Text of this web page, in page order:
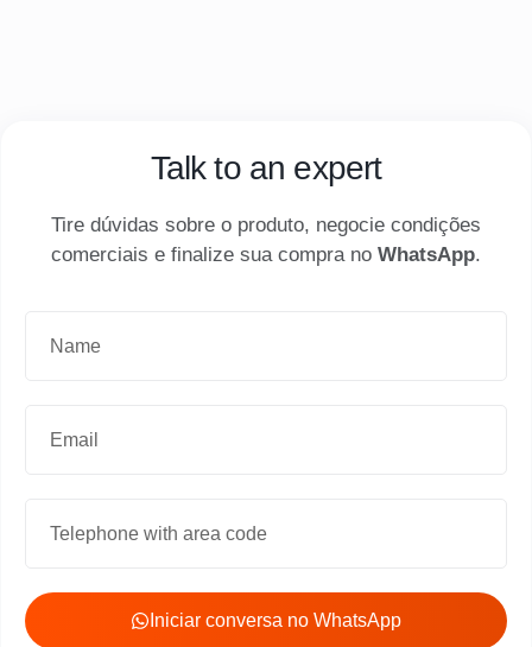
Talk to an expert
Tire dúvidas sobre o produto, negocie condições
comerciais e finalize sua compra no WhatsApp.
Iniciar conversa no WhatsApp